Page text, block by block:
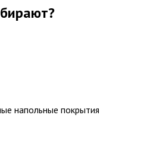
напольные покрытия